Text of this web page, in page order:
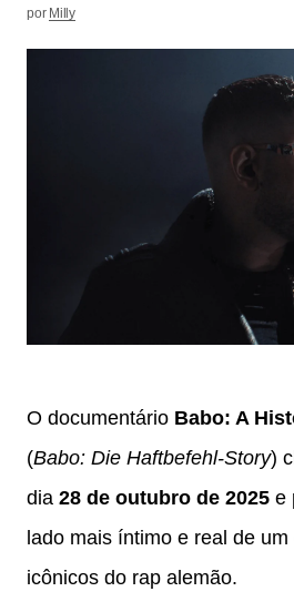
por Milly
O documentário Babo: A
(Babo: Die Haftbefehl-Story)
dia 28 de outubro de 2025 e
lado mais íntimo e real de
icônicos do rap alemão.